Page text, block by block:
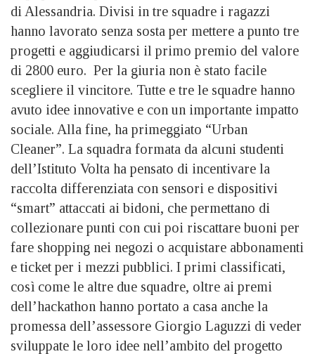
di Alessandria. Divisi in tre squadre i ragazzi
hanno lavorato senza sosta per mettere a punto tre
progetti e aggiudicarsi il primo premio del valore
di 2800 euro. Per la giuria non è stato facile
scegliere il vincitore. Tutte e tre le squadre hanno
avuto idee innovative e con un importante impatto
sociale. Alla fine, ha primeggiato “Urban
Cleaner”. La squadra formata da alcuni studenti
dell’Istituto Volta ha pensato di incentivare la
raccolta differenziata con sensori e dispositivi
“smart” attaccati ai bidoni, che permettano di
collezionare punti con cui poi riscattare buoni per
fare shopping nei negozi o acquistare abbonamenti
e ticket per i mezzi pubblici. I primi classificati,
così come le altre due squadre, oltre ai premi
dell’hackathon hanno portato a casa anche la
promessa dell’assessore Giorgio Laguzzi di veder
sviluppate le loro idee nell’ambito del progetto